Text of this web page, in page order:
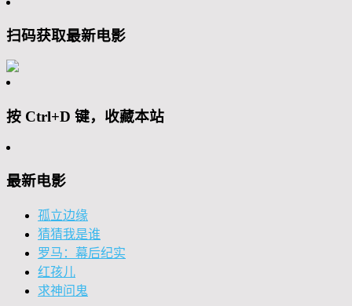
扫码获取最新电影
按 Ctrl+D 键，收藏本站
最新电影
孤立边缘
猜猜我是谁
罗马：幕后纪实
红孩儿
求神问鬼